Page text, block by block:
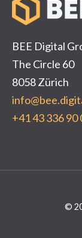
BEE Digital
The Circle 60
8058 Zürich
+41 43 336 90
©